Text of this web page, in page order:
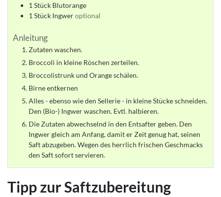
1 Stück Blutorange
1 Stück Ingweroptional
Anleitung
Zutaten waschen.
Broccoli in kleine Röschen zerteilen.
Broccolistrunk und Orange schälen.
Birne entkernen
Alles - ebenso wie den Sellerie - in kleine Stücke schneiden.
Den (Bio-) Ingwer waschen. Evtl. halbieren.
Die Zutaten abwechselnd in den Entsafter geben. Den
Ingwer gleich am Anfang, damit er Zeit genug hat, seinen
Saft abzugeben. Wegen des herrlich frischen Geschmacks
den Saft sofort servieren.
Tipp zur Saftzubereitung